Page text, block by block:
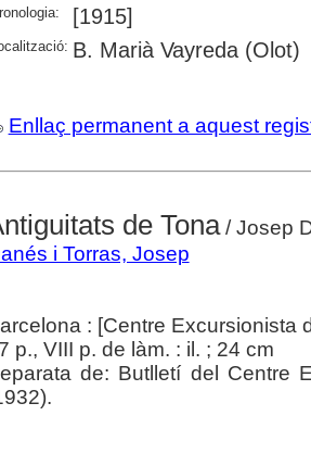
[1915]
B. Marià Vayreda (Olot)
Enllaç permanent a aquest
de Tona/ Josep
i Torras, Josep
: [Centre Excursionista
p., VIII p. de làm. : il. ; 24 cm
de: Butlletí del Centre